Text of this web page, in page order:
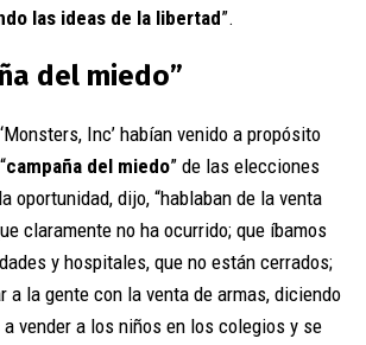
las ideas de la libertad”.
del miedo”
Inc’ habían venido a propósito
campaña del miedo” de las elecciones
oportunidad, dijo, “hablaban de la venta
claramente no ha ocurrido; que íbamos
y hospitales, que no están cerrados;
a la gente con la venta de armas, diciendo
vender a los niños en los colegios y se